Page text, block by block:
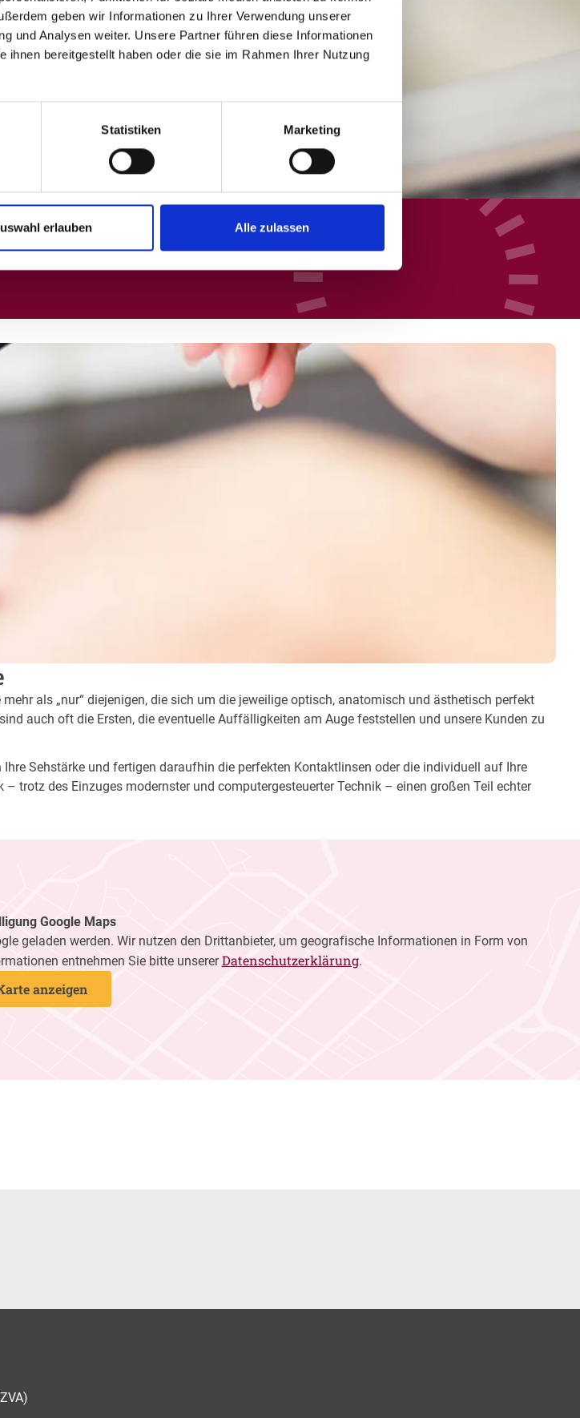
geben wir Informationen zu Ihrer Verwendung unserer
und Analysen weiter. Unsere Partner führen diese Informationen
bereitgestellt haben oder die sie im Rahmen Ihrer Nutzung
Statistiken Marketing
erlauben Alle zulassen
als „nur“ diejenigen, die sich um die jeweilige optisch, anatomisch und ästhetisch perfekt
auch oft die Ersten, die eventuelle Auffälligkeiten am Auge feststellen und unsere Kunden zu
Sehstärke und fertigen daraufhin die perfekten Kontaktlinsen oder die individuell auf Ihre
trotz des Einzuges modernster und computergesteuerter Technik – einen großen Teil echter
Google Maps
geladen werden. Wir nutzen den Drittanbieter, um geografische Informationen in Form von
entnehmen Sie bitte unsererDatenschutzerklärung.
anzeigen